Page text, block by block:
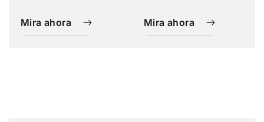
Mira ahora Mira ahora